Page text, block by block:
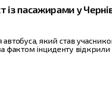
із пасажирами у
який став
фактом інциденту